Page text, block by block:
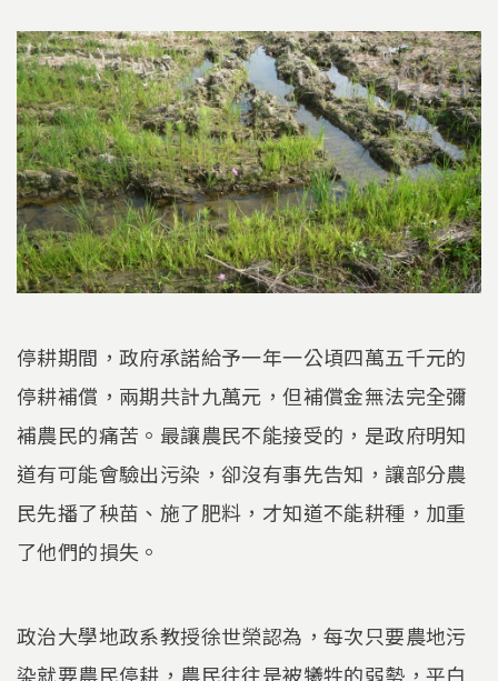
停耕期間，政府承諾給予一年一公頃四萬五千元的
停耕補償，兩期共計九萬元，但補償金無法完全彌
補農民的痛苦。最讓農民不能接受的，是政府明知
道有可能會驗出污染，卻沒有事先告知，讓部分農
民先播了秧苗、施了肥料，才知道不能耕種，加重
了他們的損失。
政治大學地政系教授徐世榮認為，每次只要農地污
染就要農民停耕，農民往往是被犧牲的弱勢，平白